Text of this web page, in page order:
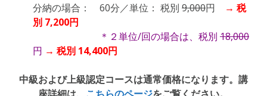
分納の場合： 60分／単位： 税別 9,000円
→ 税
別 7,200円
＊２単位/回の場合は、税別 18,000
円 → 税別 14,400円
中級および上級認定コースは通常価格になります。講